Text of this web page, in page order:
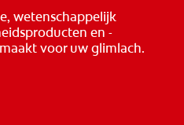
wetenschappelijk
en -
voor uw glimlach.